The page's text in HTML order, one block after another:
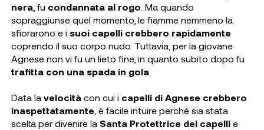
nera, fu condannata al rogo . Ma quando
sopraggiunse quel momento, le fiamme nemmeno la
sfiorarono e i suoi capelli crebbero rapidamente
coprendo il suo corpo nudo. Tuttavia, per la giovane
Agnese non vi fu un lieto fine, in quanto subito dopo fu
trafitta con una spada in gola.
Data la velocità con cui i capelli di Agnese crebbero
inaspettatamente , è facile intuire perché sia stata
scelta per divenire laSanta Protettrice dei capellie